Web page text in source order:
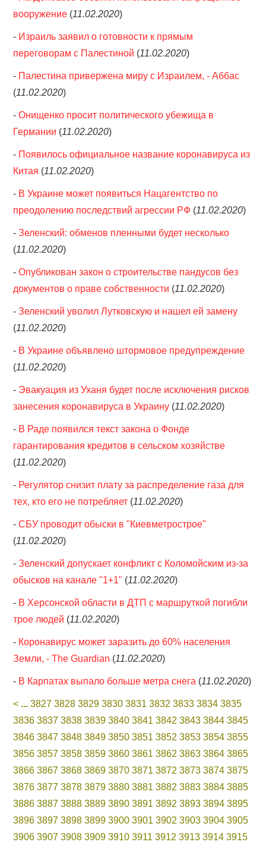
вооружение (11.02.2020)
- Израиль заявил о готовности к прямым
переговорам с Палестиной (11.02.2020)
- Палестина привержена миру с Израилем, - Аббас
(11.02.2020)
-Онищенко просит политического убежища в
Германии (11.02.2020)
- Появилось официальное название коронавируса из
Китая (11.02.2020)
- В Украине может появиться Нацагентство по
преодолению последствий агрессии РФ (11.02.2020)
-Зеленский: обменов пленными будет несколько
(11.02.2020)
-Опубликован закон о строительстве пандусов без
документов о праве собственности (11.02.2020)
-Зеленский уволил Лутковскую и нашел ей замену
(11.02.2020)
- В Украине объявлено штормовое предупреждение
(11.02.2020)
- Эвакуация из Уханя будет после исключения рисков
занесения коронавируса в Украину (11.02.2020)
- В Раде появился текст закона о Фонде
гарантирования кредитов в сельском хозяйстве
(11.02.2020)
- Регулятор снизит плату за распределение газа для
тех, кто его не потребляет (11.02.2020)
-СБУ проводит обыски в "Киевметрострое"
(11.02.2020)
-Зеленский допускает конфликт с Коломойским из-за
обысков на канале "1+1" (11.02.2020)
- В Херсонской области в ДТП с маршруткой погибли
трое людей (11.02.2020)
- Коронавирус может заразить до 60% населения
Земли, - The Guardian (11.02.2020)
- В Карпатах выпало больше метра снега (11.02.2020)
< ... 3827 3828 3829 3830 3831 3832 3833 3834 3835
3836 3837 3838 3839 3840 3841 3842 3843 3844 3845
3846 3847 3848 3849 3850 3851 3852 3853 3854 3855
3856 3857 3858 3859 3860 3861 3862 3863 3864 3865
3866 3867 3868 3869 3870 3871 3872 3873 3874 3875
3876 3877 3878 3879 3880 3881 3882 3883 3884 3885
3886 3887 3888 3889 3890 3891 3892 3893 3894 3895
3896 3897 3898 3899 3900 3901 3902 3903 3904 3905
3906 3907 3908 3909 3910 3911 3912 3913 3914 3915